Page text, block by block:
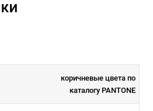
коричневые цвета по
каталогу PANTONE